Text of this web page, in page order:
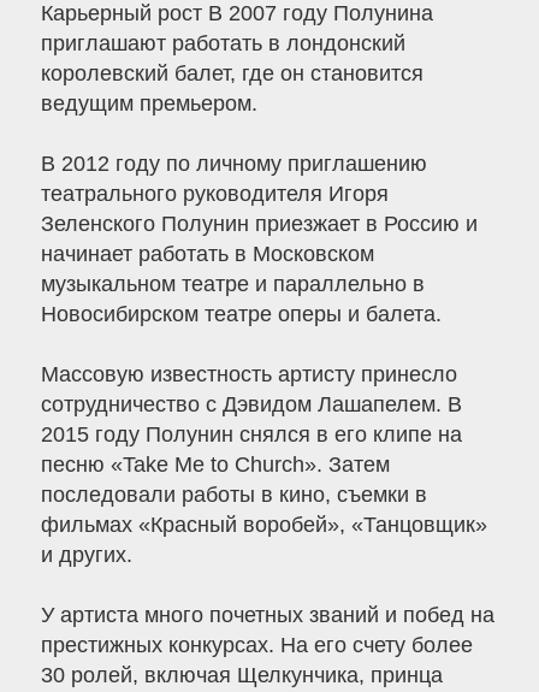
Карьерный рост В 2007 году Полунина
приглашают работать в лондонский
королевский балет, где он становится
ведущим премьером.
В 2012 году по личному приглашению
театрального руководителя Игоря
Зеленского Полунин приезжает в Россию и
начинает работать в Московском
музыкальном театре и параллельно в
Новосибирском театре оперы и балета.
Массовую известность артисту принесло
сотрудничество с Дэвидом Лашапелем. В
2015 году Полунин снялся в его клипе на
песню «Take Me to Church». Затем
последовали работы в кино, съемки в
фильмах «Красный воробей», «Танцовщик»
и других.
У артиста много почетных званий и побед на
престижных конкурсах. На его счету более
30 ролей, включая Щелкунчика, принца